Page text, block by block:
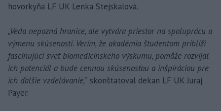
hovorkyňa LF UK Lenka Stejskalová.
„Veda nepozná hranice, ale vytvára priestor na spoluprácu a
výmenu skúseností. Verím, že akadémia študentom priblíži
fascinujúci svet biomedicínskeho výskumu, pomôže rozvíjať
ich potenciál a bude cennou skúsenosťou a inšpiráciou pre
ich ďalšie vzdelávanie,“ skonštatoval dekan LF UK Juraj
Payer.